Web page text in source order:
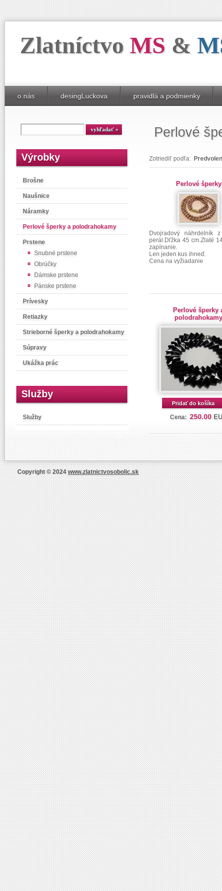
Zlatníctvo MS &
o nás desingLuckova pravidlá a podmienky
Výrobky
Brošne
Naušnice
Náramky
Perlové šperky a polodrahokamy
Prstene
Snubné prstene
Obrúčky
Dámske prstene
Pánske prstene
Prívesky
Retiazky
Strieborné šperky a polodrahokamy
Súpravy
Ukážka prác
Služby
Služby
Perlové
Zotriediť podľa:
Perlové šperky
Dvojradový náhrdelník
perál.Dľžka 45 cm.Zlaté
zapínanie.
Len jeden kus ihneď.
Cena na vyžiadanie
Perlové šperky
Pridať do košíka
Cena: 250.00
Copyright © 2024www.zlatnictvosobolic.sk